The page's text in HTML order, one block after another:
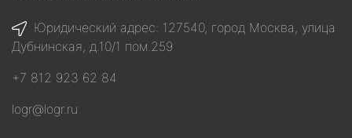
Юридический адрес: 127540, город Москва, улица
Дубнинская, д.10/1 пом.259
+7 812 923 62 84
logr@logr.ru